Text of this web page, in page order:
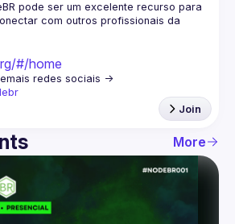
pode ser um excelente recurso para
com outros profissionais da
#/home
Join
More